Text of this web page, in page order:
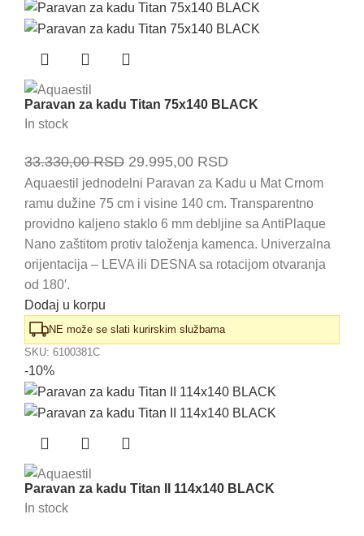
Paravan za kadu Titan 75x140 BLACK
In stock
33.330,00RSD Originalna
cena
je
bila:
33.330,00 RSD.
29.995,00 RSD
cena
je:
29.995,00 RSD.
Aquaestil jednodelni Paravan za Kadu u Mat Crnom
ramu dužine 75 cm i visine 140 cm. Transparentno
providno kaljeno staklo 6 mm debljine sa AntiPlaque
Nano zaštitom protiv taloženja kamenca. Univerzalna
orijentacija – LEVA ili DESNA sa rotacijom otvaranja
od 180′.
Dodaj u korpu
NE može se slati kurirskim službama
SKU: 6100381C
-10%
Paravan za kadu Titan II 114x140 BLACK
In stock